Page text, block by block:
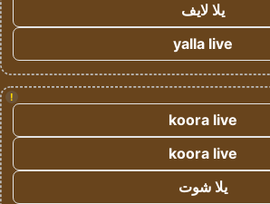
يلا لايف
yalla live
!
koora live
koora live
يلا شوت